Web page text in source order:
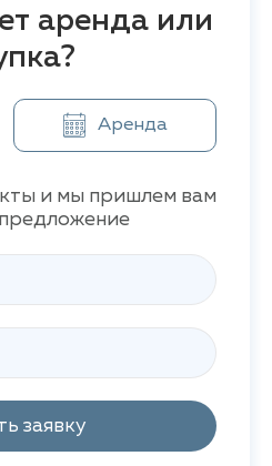
аренда или
Аренда
и мы пришлем вам
заявку